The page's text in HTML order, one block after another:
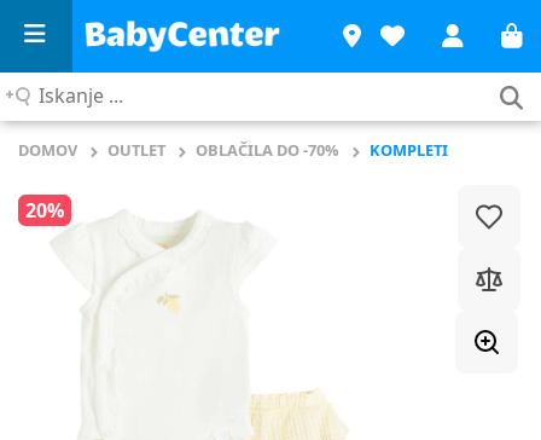
Iskanje
DOMOV OUTLET OBLAČILA DO -70% KOMPLETI
20%